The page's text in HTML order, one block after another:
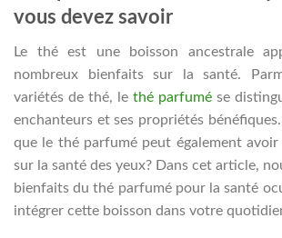
vous devez savoir
Le thé est une boisson ancestrale
nombreux bienfaits sur la santé.
variétés de thé, le thé parfumé se
enchanteurs et ses propriétés
que le thé parfumé peut également
sur la santé des yeux? Dans cet article,
bienfaits du thé parfumé pour la santé
intégrer cette boisson dans votre